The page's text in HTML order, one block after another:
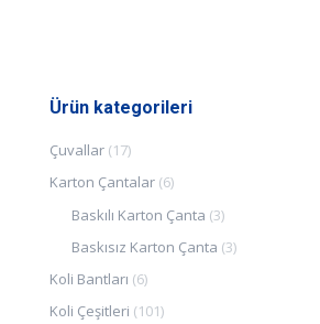
Ürün kategorileri
Çuvallar (17)
Karton Çantalar (6)
Baskılı Karton Çanta (3)
Baskısız Karton Çanta (3)
Koli Bantları (6)
Koli Çeşitleri (101)